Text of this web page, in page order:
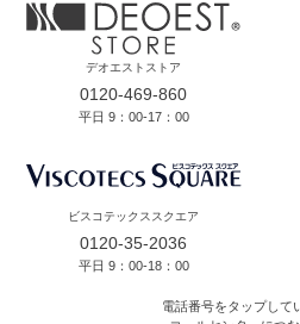
デオエストストア
0120-469-860
平日 9：00-17：00
ビスコテックススクエア
0120-35-2036
平日 9：00-18：00
電話番号をタップして